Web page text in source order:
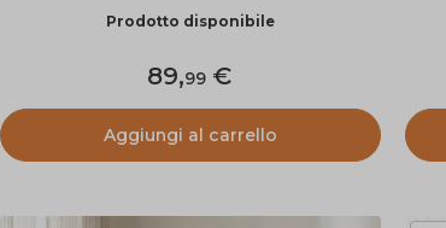
Prodotto disponibile
89,99
Aggiungi al carrello